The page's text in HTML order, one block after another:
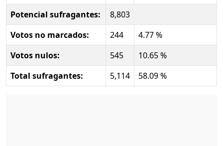
Potencial sufragantes:
8,803
Votos no marcados:
244
4.77 %
Votos nulos:
545
10.65 %
Total sufragantes:
5,114 58.09 %